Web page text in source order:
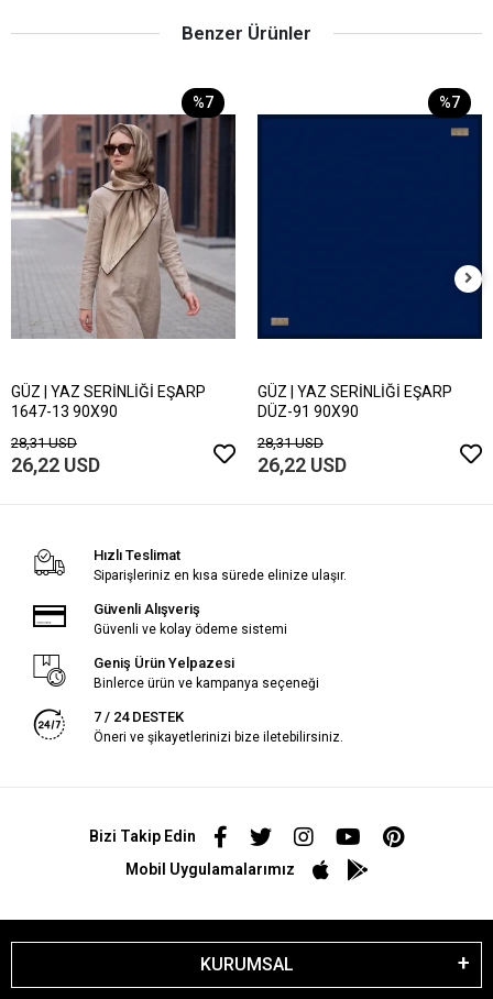
Benzer Ürünler
%7
GÜZ | YAZ SERİNLİĞİ EŞARP
1647-13 90X90
28,31 USD
26,22 USD
%7
GÜZ | YAZ SERİNLİĞİ EŞARP
DÜZ-91 90X90
28,31 USD
26,22 USD
Hızlı Teslimat
Siparişleriniz en kısa sürede elinize ulaşır.
Güvenli Alışveriş
Güvenli ve kolay ödeme sistemi
Geniş Ürün Yelpazesi
Binlerce ürün ve kampanya seçeneği
7 / 24 DESTEK
Öneri ve şikayetlerinizi bize iletebilirsiniz.
Bizi Takip Edin
Mobil Uygulamalarımız
KURUMSAL